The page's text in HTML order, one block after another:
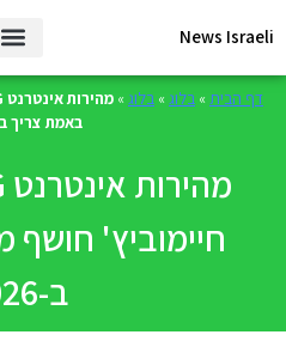
News Israeli
דף הבית » בלוג » בלוג »
באמת צריך ב-
חיימוביץ'
ב-2026